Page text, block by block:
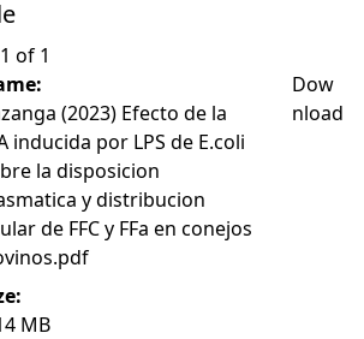
of 1
(2023) Efecto de la
inducida por LPS de E.coli
la disposicion
y distribucion
de FFC y FFa en conejos
MB
Dow
nload